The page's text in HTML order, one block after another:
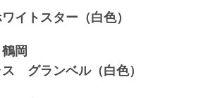
ター（白色）
岡
グランベル（白色）